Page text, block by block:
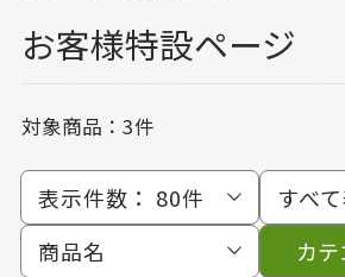
お客様特設ページ
対象商品： 3件
表示件数： 80件
すべ
商品名
カ